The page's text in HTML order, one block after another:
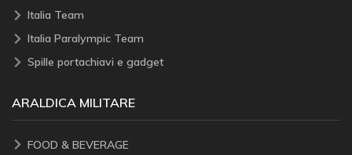
Italia Team
Italia Paralympic Team
Spille portachiavi e gadget
ARALDICA MILITARE
FOOD & BEVERAGE